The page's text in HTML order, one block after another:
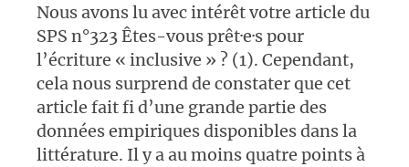
Nous avons lu avec intérêt votre article du
SPS n°323 Êtes-vous prêt·e·s pour
l’écriture « inclusive » ? (1). Cependant,
cela nous surprend de constater que cet
article fait fi d’une grande partie des
données empiriques disponibles dans la
littérature. Il y a au moins quatre points à